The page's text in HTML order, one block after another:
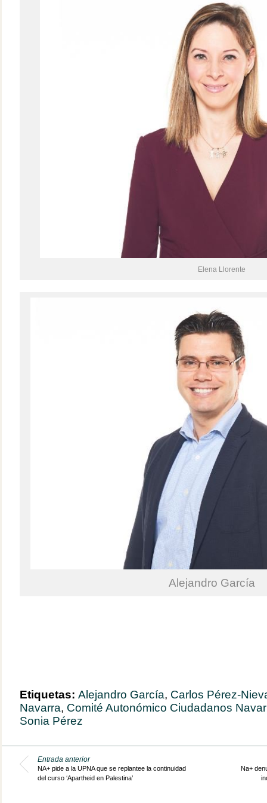
Elena Llorente
Alejandro García
Etiquetas: Alejandro García, Carlos Pérez-
Navarra, Comité Autonómico Ciudadanos
Sonia Pérez
Entrada anterior
NA+ pide a la UPNA que se replantee la continuidad
del curso ‘Apartheid en Palestina’
Na+